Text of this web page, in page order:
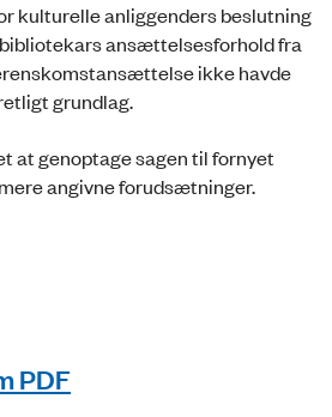
kulturelle anliggenders beslutning
ansættelsesforhold fra
ikke havde
grundlag.
at genoptage sagen til fornyet
angivne forudsætninger.
PDF